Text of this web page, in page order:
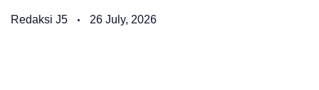
Redaksi J5 26 July, 2026